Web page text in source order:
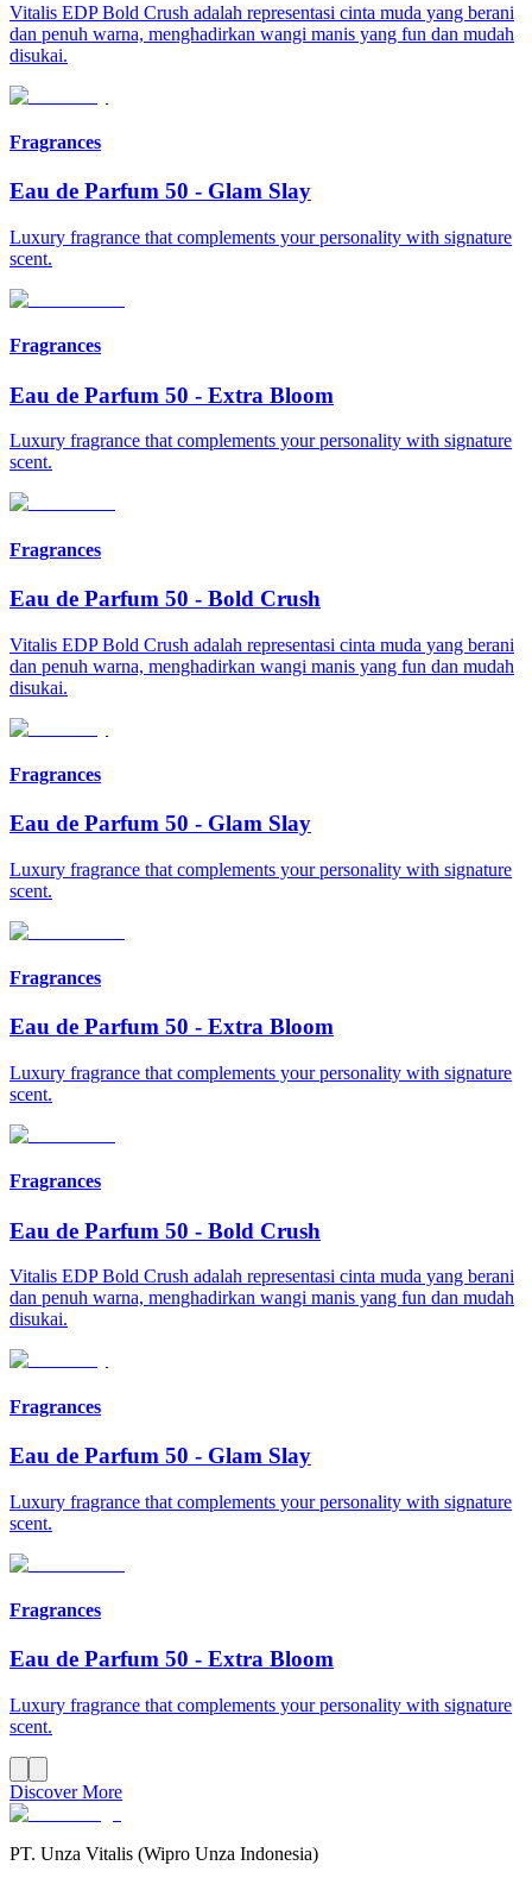
Vitalis EDP Bold Crush adalah representasi cinta muda yang berani
dan penuh warna, menghadirkan wangi manis yang fun dan mudah
disukai.
Fragrances
Eau de Parfum 50 - Glam Slay
Luxury fragrance that complements your personality with signature
scent.
Fragrances
Eau de Parfum 50 - Extra Bloom
Luxury fragrance that complements your personality with signature
scent.
Fragrances
Eau de Parfum 50 - Bold Crush
Vitalis EDP Bold Crush adalah representasi cinta muda yang berani
dan penuh warna, menghadirkan wangi manis yang fun dan mudah
disukai.
Fragrances
Eau de Parfum 50 - Glam Slay
Luxury fragrance that complements your personality with signature
scent.
Fragrances
Eau de Parfum 50 - Extra Bloom
Luxury fragrance that complements your personality with signature
scent.
Fragrances
Eau de Parfum 50 - Bold Crush
Vitalis EDP Bold Crush adalah representasi cinta muda yang berani
dan penuh warna, menghadirkan wangi manis yang fun dan mudah
disukai.
Fragrances
Eau de Parfum 50 - Glam Slay
Luxury fragrance that complements your personality with signature
scent.
Fragrances
Eau de Parfum 50 - Extra Bloom
Luxury fragrance that complements your personality with signature
scent.
Discover More
PT. Unza Vitalis (Wipro Unza Indonesia)